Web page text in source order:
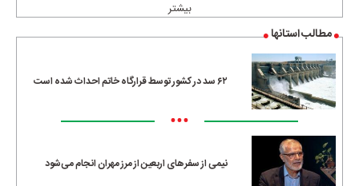
بیشتر
مطالب استانها
۶۲ سد در کشور توسط قرارگاه خاتم احداث شده است
•••
نیمی از سفرهای اربعین از مرز مهران انجام می‌شود